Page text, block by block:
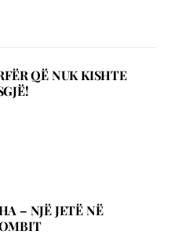
QË NUK KISHTE
– NJЁ JETЁ NЁ